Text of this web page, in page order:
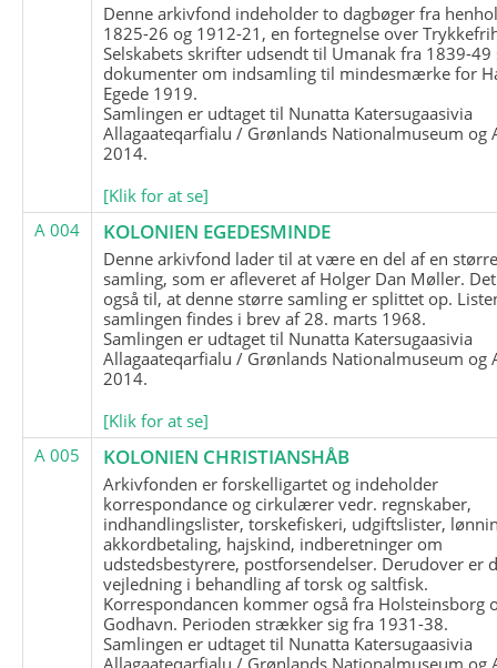
Denne arkivfond indeholder to dagbøger fra
1825-26 og 1912-21, en fortegnelse over
Selskabets skrifter udsendt til Umanak fra 1839-49
dokumenter om indsamling til mindesmærke for
Egede 1919.
Samlingen er udtaget til Nunatta Katersugaasivia
Allagaateqarfialu / Grønlands Nationalmuseum og
2014.
[Klik for at se]
A 004
KOLONIEN EGEDESMINDE
Denne arkivfond lader til at være en del af en
samling, som er afleveret af Holger Dan Møller.
også til, at denne større samling er splittet op.
samlingen findes i brev af 28. marts 1968.
Samlingen er udtaget til Nunatta Katersugaasivia
Allagaateqarfialu / Grønlands Nationalmuseum og
2014.
[Klik for at se]
A 005
KOLONIEN CHRISTIANSHÅB
Arkivfonden er forskelligartet og indeholder
korrespondance og cirkulærer vedr. regnskaber,
indhandlingslister, torskefiskeri, udgiftslister,
akkordbetaling, hajskind, indberetninger om
udstedsbestyrere, postforsendelser. Derudover er
vejledning i behandling af torsk og saltfisk.
Korrespondancen kommer også fra Holsteinsborg
Godhavn. Perioden strækker sig fra 1931-38.
Samlingen er udtaget til Nunatta Katersugaasivia
Allagaateqarfialu / Grønlands Nationalmuseum og